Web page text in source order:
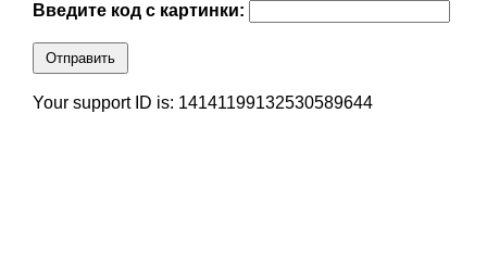
Введите код с картинки:
Отправить
Your support ID is: 14141199132530589644